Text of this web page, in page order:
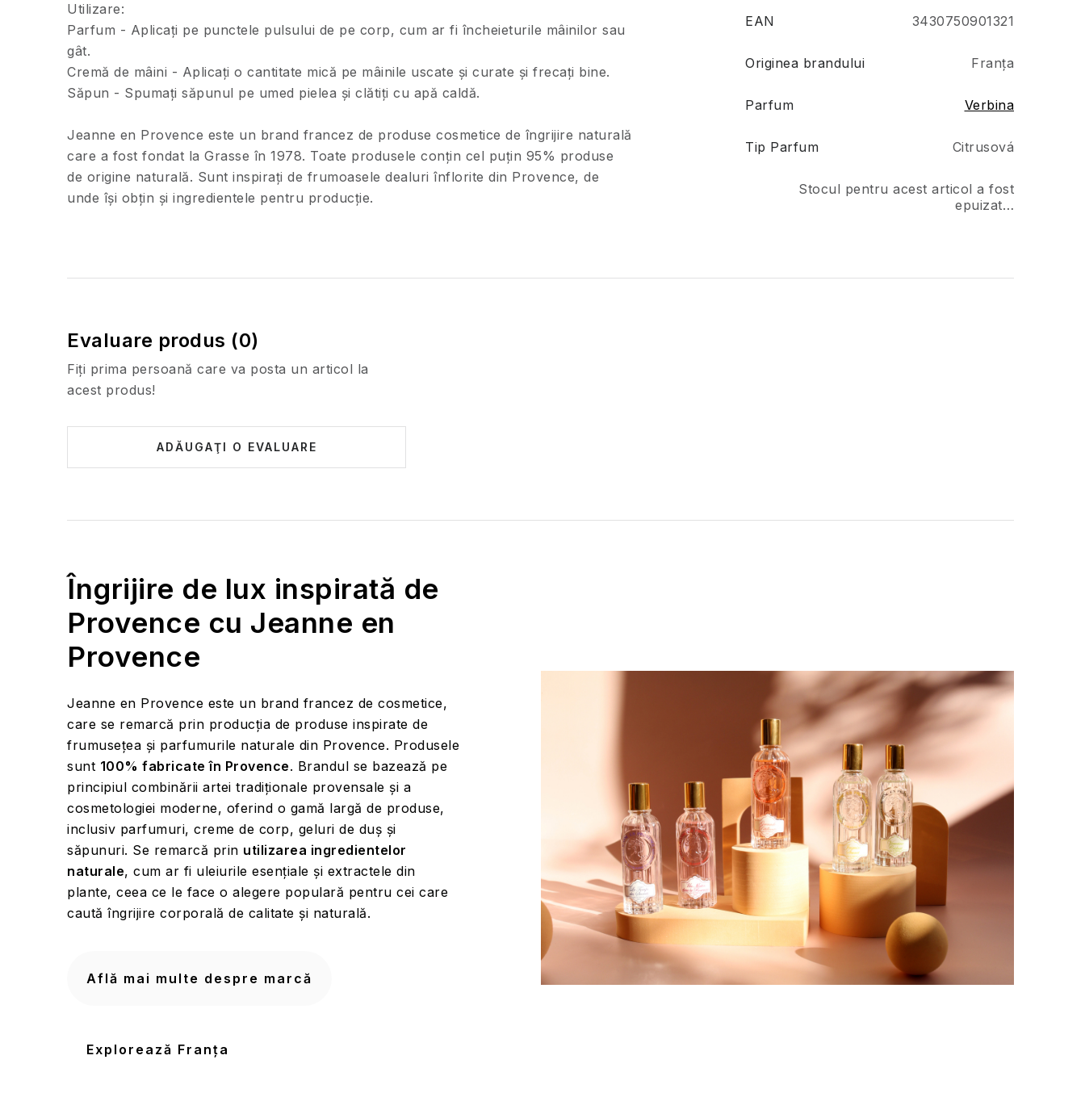
Utilizare:
Parfum - Aplicați pe punctele pulsului de pe corp, cum ar fi încheieturile mâinilor sau
gât.
Cremă de mâini - Aplicați o cantitate mică pe mâinile uscate și curate și frecați bine.
Săpun - Spumați săpunul pe umed pielea și clătiți cu apă caldă.
Jeanne en Provence este un brand francez de produse cosmetice de îngrijire naturală
care a fost fondat la Grasse în 1978. Toate produsele conțin cel puțin 95% produse
de origine naturală. Sunt inspirați de frumoasele dealuri înflorite din Provence, de
unde își obțin și ingredientele pentru producție.
EAN 3430750901321
Originea brandului Franța
Parfum Verbina
Tip Parfum Citrusová
Stocul pentru acest articol a fost
epuizat…
Evaluare produs (0)
Fiţi prima persoană care va posta un articol la
acest produs!
ADĂUGAŢI O EVALUARE
Îngrijire de lux inspirată de
Provence cu Jeanne en
Provence
Jeanne en Provence este un brand francez de cosmetice,
care se remarcă prin producția de produse inspirate de
frumusețea și parfumurile naturale din Provence. Produsele
sunt 100% fabricate în Provence. Brandul se bazează pe
principiul combinării artei tradiționale provensale și a
cosmetologiei moderne, oferind o gamă largă de produse,
inclusiv parfumuri, creme de corp, geluri de duș și
săpunuri. Se remarcă prin utilizarea ingredientelor
naturale, cum ar fi uleiurile esențiale și extractele din
plante, ceea ce le face o alegere populară pentru cei care
caută îngrijire corporală de calitate și naturală.
Află mai multe despre marcă
Explorează Franța